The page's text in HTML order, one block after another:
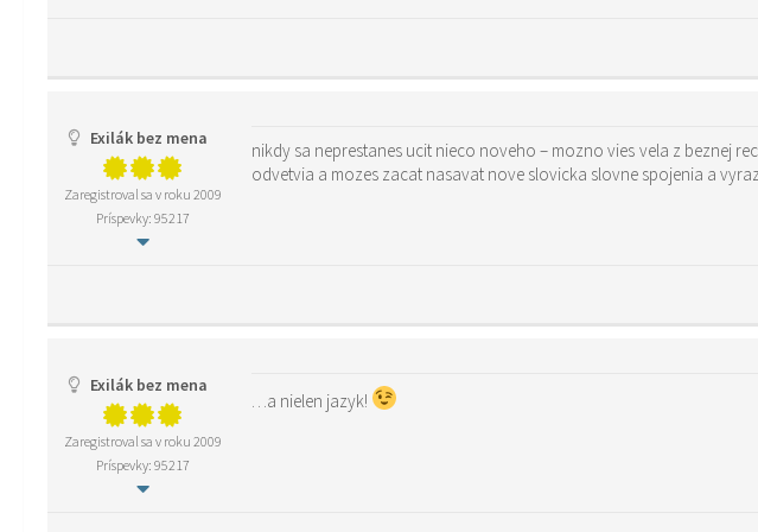
Exilák bez mena
Zaregistroval sa v roku 2009
Príspevky: 95217
nikdy sa neprestanes ucit nieco noveho – mozno vies vela z beznej reci ktoru pouzivas v kazdodenom zivote alebo v obore v ktorom pracujes ale staci aby si zabludil do ineho
odvetvia a mozes zacat nasavat nove slovicka slovne spojenia a
Exilák bez mena
Zaregistroval sa v roku 2009
Príspevky: 95217
…a nielen jazyk!